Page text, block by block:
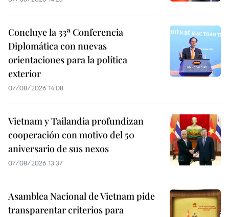
Concluye la 33ª Conferencia
Diplomática con nuevas
orientaciones para la política
exterior
07/08/2026 14:08
Vietnam y Tailandia profundizan
cooperación con motivo del 50
aniversario de sus nexos
07/08/2026 13:37
Asamblea Nacional de Vietnam pide
transparentar criterios para